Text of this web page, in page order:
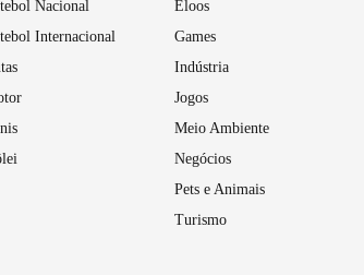
Nacional
Internacional
Eloos
Games
Indústria
Jogos
Meio Ambiente
Negócios
Pets e Animais
Turismo